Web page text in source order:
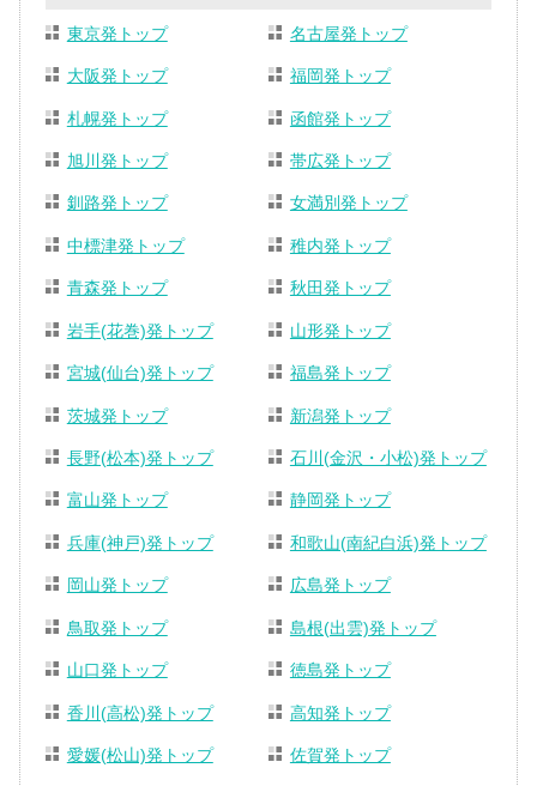
東京発トップ 名古屋発トップ
大阪発トップ 福岡発トップ
札幌発トップ 函館発トップ
旭川発トップ 帯広発トップ
釧路発トップ 女満別発トップ
中標津発トップ 稚内発トップ
青森発トップ 秋田発トップ
岩手(花巻)発トップ 山形発トップ
宮城(仙台)発トップ 福島発トップ
茨城発トップ 新潟発トップ
長野(松本)発トップ 石川(金沢・小松)発トップ
富山発トップ 静岡発トップ
兵庫(神戸)発トップ 和歌山(南紀白浜)発トップ
岡山発トップ 広島発トップ
鳥取発トップ 島根(出雲)発トップ
山口発トップ 徳島発トップ
香川(高松)発トップ 高知発トップ
愛媛(松山)発トップ 佐賀発トップ